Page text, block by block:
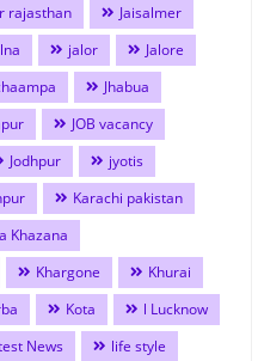
rajasthan
Jaisalmer
jalor
Jalore
Jhabua
JOB vacancy
Jodhpur
jyotis
Karachi pakistan
Khazana
Khargone
Khurai
Kota
l Lucknow
News
life style